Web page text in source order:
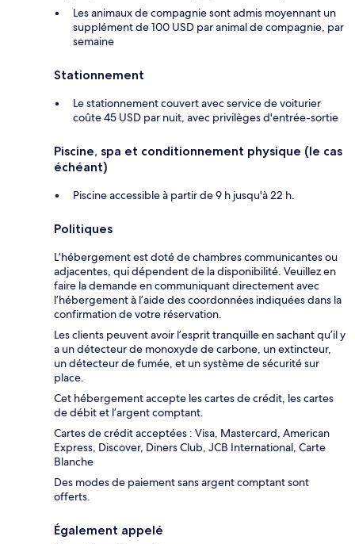
Les animaux de compagnie sont admis moyennant un
supplément de 100 USD par animal de compagnie, par
semaine
Stationnement
Le stationnement couvert avec service de voiturier
coûte 45 USD par nuit, avec privilèges d'entrée-sortie
Piscine, spa et conditionnement physique (le cas
échéant)
Piscine accessible à partir de 9 h jusqu'à 22 h.
Politiques
L’hébergement est doté de chambres communicantes ou
adjacentes, qui dépendent de la disponibilité. Veuillez en
faire la demande en communiquant directement avec
l’hébergement à l’aide des coordonnées indiquées dans la
confirmation de votre réservation.
Les clients peuvent avoir l’esprit tranquille en sachant qu’il y
a un détecteur de monoxyde de carbone, un extincteur,
un détecteur de fumée, et un système de sécurité sur
place.
Cet hébergement accepte les cartes de crédit, les cartes
de débit et l’argent comptant.
Cartes de crédit acceptées : Visa, Mastercard, American
Express, Discover, Diners Club, JCB International, Carte
Blanche
Des modes de paiement sans argent comptant sont
offerts.
Également appelé